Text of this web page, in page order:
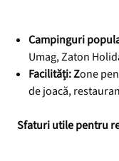
Campinguri
Umag, Zaton
Facilități: Zone
de joacă,
Sfaturi utile pentru